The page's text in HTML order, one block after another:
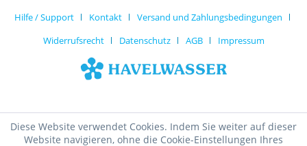
Hilfe / Support
Kontakt
Versand und Zahlungsbedingungen
Widerrufsrecht
Datenschutz AGB Impressum
Diese Website verwendet Cookies. Indem Sie weiter auf dieser
Website navigieren, ohne die Cookie-Einstellungen Ihres